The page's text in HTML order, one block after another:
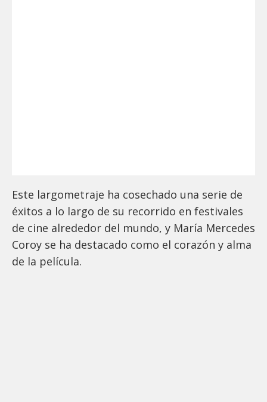
Este largometraje ha cosechado una serie de
éxitos a lo largo de su recorrido en festivales
de cine alrededor del mundo, y María Mercedes
Coroy se ha destacado como el corazón y alma
de la película.